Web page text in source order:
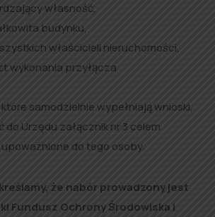
własność,
budynku,
właścicieli nieruchomości,
wykonania przyłącza
samodzielnie wypełniają wnioski,
Urzędu załącznik nr 3 celem
do tego osoby.
że nabór prowadzony jest
Fundusz Ochrony Środowiska i